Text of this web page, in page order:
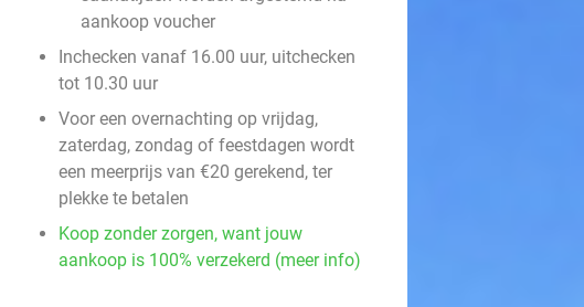
aankoop voucher
Inchecken vanaf 16.00 uur, uitchecken
tot 10.30 uur
Voor een overnachting op vrijdag,
zaterdag, zondag of feestdagen wordt
een meerprijs van €20 gerekend, ter
plekke te betalen
Koop zonder zorgen, want jouw
aankoop is 100% verzekerd (meer info)